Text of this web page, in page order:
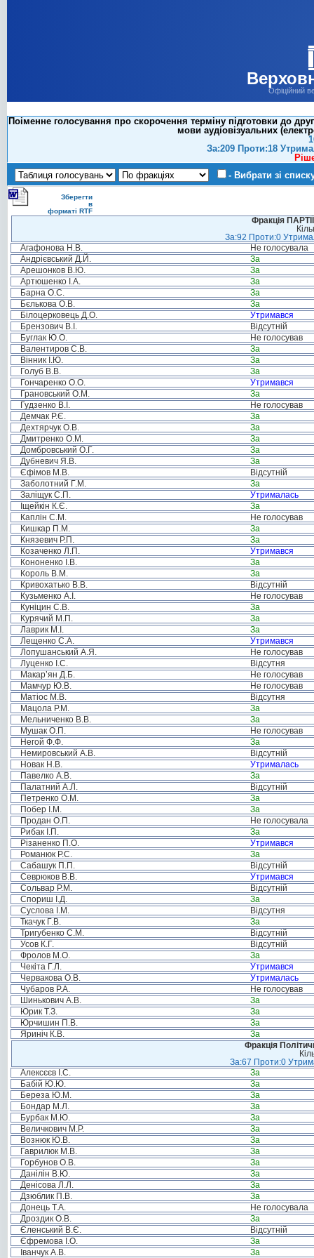
Офіційний
Поіменне голосування про скорочення терміну підготовки до
мови аудіовізуальних
За:209 Проти:18
- Вибрати зі
Зберегти
в
форматі RTF
Фракція
За:92 Проти:0
Агафонова Н.В.
Не голосувала
Андрієвський Д.Й.
За
Арешонков В.Ю.
За
Артюшенко І.А.
За
Барна О.С.
За
Бєлькова О.В.
За
Білоцерковець Д.О.
Утримався
Брензович В.І.
Відсутній
Буглак Ю.О.
Не голосував
Валентиров С.В.
За
Вінник І.Ю.
За
Голуб В.В.
За
Гончаренко О.О.
Утримався
Грановський О.М.
За
Гудзенко В.І.
Не голосував
Демчак Р.Є.
За
Дехтярчук О.В.
За
Дмитренко О.М.
За
Домбровський О.Г.
За
Дубневич Я.В.
За
Єфімов М.В.
Відсутній
Заболотний Г.М.
За
Заліщук С.П.
Утрималась
Іщейкін К.Є.
За
Каплін С.М.
Не голосував
Кишкар П.М.
За
Князевич Р.П.
За
Козаченко Л.П.
Утримався
Кононенко І.В.
За
Король В.М.
За
Кривохатько В.В.
Відсутній
Кузьменко А.І.
Не голосував
Куніцин С.В.
За
Курячий М.П.
За
Лаврик М.І.
За
Лещенко С.А.
Утримався
Лопушанський А.Я.
Не голосував
Луценко І.С.
Відсутня
Макар’ян Д.Б.
Не голосував
Мамчур Ю.В.
Не голосував
Матіос М.В.
Відсутня
Мацола Р.М.
За
Мельниченко В.В.
За
Мушак О.П.
Не голосував
Негой Ф.Ф.
За
Немировський А.В.
Відсутній
Новак Н.В.
Утрималась
Павелко А.В.
За
Палатний А.Л.
Відсутній
Петренко О.М.
За
Побер І.М.
За
Продан О.П.
Не голосувала
Рибак І.П.
За
Різаненко П.О.
Утримався
Романюк Р.С.
За
Сабашук П.П.
Відсутній
Севрюков В.В.
Утримався
Сольвар Р.М.
Відсутній
Спориш І.Д.
За
Суслова І.М.
Відсутня
Ткачук Г.В.
За
Тригубенко С.М.
Відсутній
Усов К.Г.
Відсутній
Фролов М.О.
За
Чекіта Г.Л.
Утримався
Червакова О.В.
Утрималась
Чубаров Р.А.
Не голосував
Шинькович А.В.
За
Юрик Т.З.
За
Юрчишин П.В.
За
Яриніч К.В.
За
Фракція
За:67 Проти:0
Алексєєв І.С.
За
Бабій Ю.Ю.
За
Береза Ю.М.
За
Бондар М.Л.
За
Бурбак М.Ю.
За
Величкович М.Р.
За
Вознюк Ю.В.
За
Гаврилюк М.В.
За
Горбунов О.В.
За
Данілін В.Ю.
За
Денісова Л.Л.
За
Дзюблик П.В.
За
Донець Т.А.
Не голосувала
Дроздик О.В.
За
Єленський В.Є.
Відсутній
Єфремова І.О.
За
Іванчук А.В.
За